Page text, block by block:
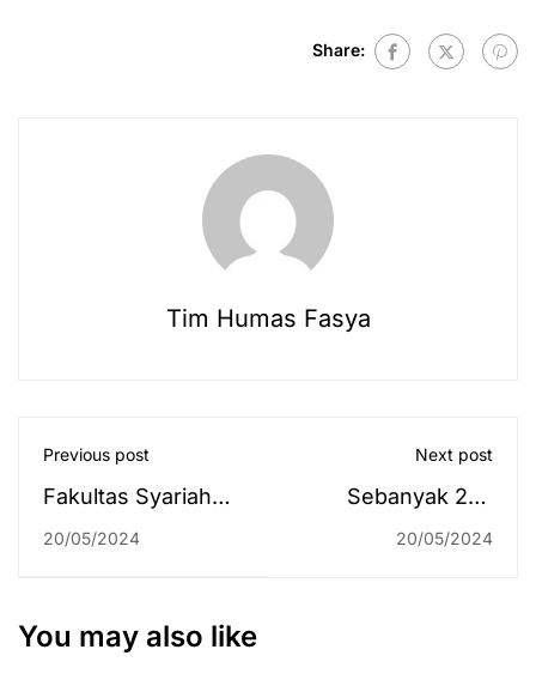
Share:
Tim Humas Fasya
Previous post
Fakultas Syariah
Kembali
20/05/2024
Next post
Sebanyak 287
Dosen Ikuti
20/05/2024
You may also like